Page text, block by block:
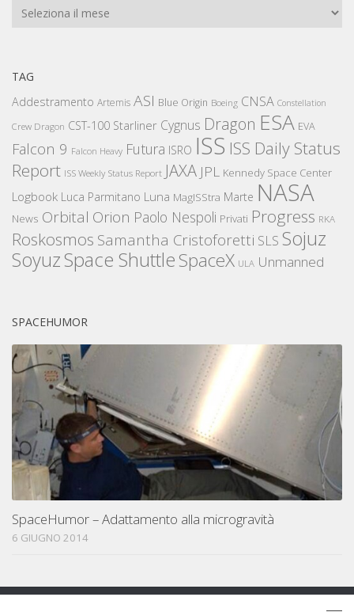
Archivi
TAG
Addestramento Artemis ASI Blue Origin Boeing CNSA Constellation
Crew Dragon CST-100 Starliner Cygnus Dragon ESA EVA
Falcon 9 Falcon Heavy Futura ISRO ISS ISS Daily Status
Report ISS Weekly Status Report JAXA JPL Kennedy Space Center
Logbook Luca Parmitano Luna MagISStra Marte NASA
News Orbital Orion Paolo Nespoli Privati Progress RKA
Roskosmos Samantha Cristoforetti SLS Sojuz
SoyuzSpace ShuttleSpaceX ULA Unmanned
SPACEHUMOR
SpaceHumor – Adattamento alla microgravità
6 GIUGNO 2014